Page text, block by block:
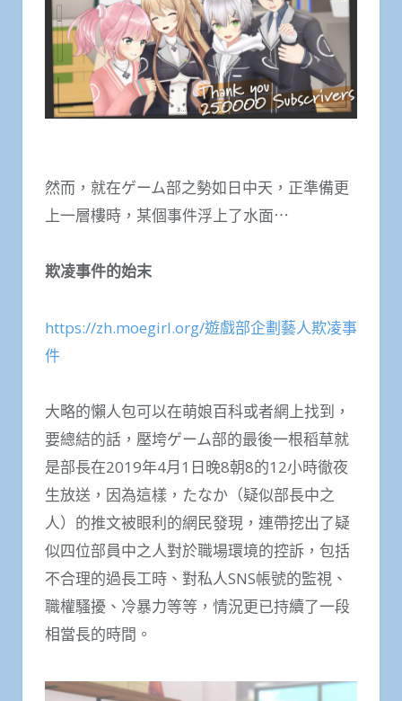
然而，就在ゲーム部之勢如日中天，正準備更
上一層樓時，某個事件浮上了水面⋯
欺凌事件的始末
https://zh.moegirl.org/遊戲部企劃藝人欺凌事
件
大略的懶人包可以在萌娘百科或者網上找到，
要總結的話，壓垮ゲーム部的最後一根稻草就
是部長在2019年4月1日晚8朝8的12小時徹夜
生放送，因為這樣，たなか（疑似部長中之
人）的推文被眼利的網民發現，連帶挖出了疑
似四位部員中之人對於職場環境的控訴，包括
不合理的過長工時、對私人SNS帳號的監視、
職權騷擾、冷暴力等等，情況更已持續了一段
相當長的時間。